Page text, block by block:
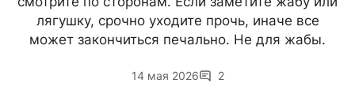
лягушку, срочно уходите прочь, иначе все
может закончиться печально. Не для жабы.
14 мая 2026 2